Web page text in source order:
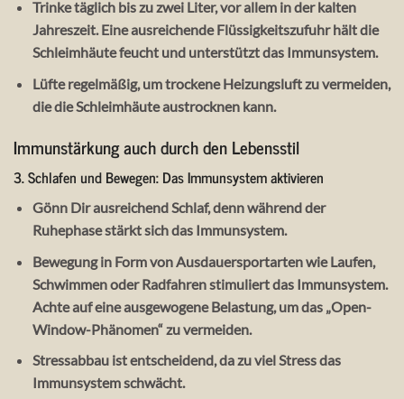
Trinke täglich bis zu zwei Liter, vor allem in der kalten
Jahreszeit. Eine ausreichende Flüssigkeitszufuhr hält die
Schleimhäute feucht und unterstützt das Immunsystem.
Lüfte regelmäßig, um trockene Heizungsluft zu vermeiden,
die die Schleimhäute austrocknen kann.
Immunstärkung auch durch den Lebensstil
3. Schlafen und Bewegen: Das Immunsystem aktivieren
Gönn Dir ausreichend Schlaf, denn während der
Ruhephase stärkt sich das Immunsystem.
Bewegung in Form von Ausdauersportarten wie Laufen,
Schwimmen oder Radfahren stimuliert das Immunsystem.
Achte auf eine ausgewogene Belastung, um das „Open-
Window-Phänomen“ zu vermeiden.
Stressabbau ist entscheidend, da zu viel Stress das
Immunsystem schwächt.